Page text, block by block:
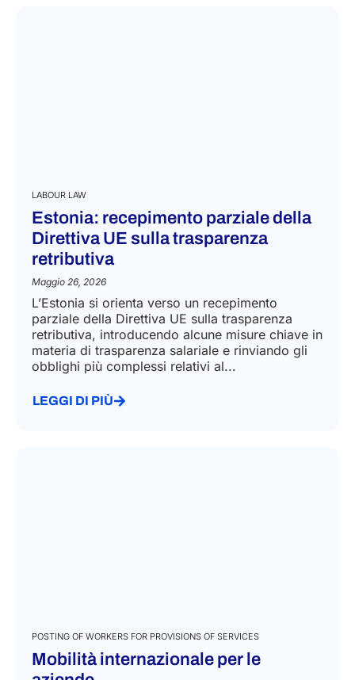
LABOUR LAW
Estonia: recepimento parziale della
Direttiva UE sulla trasparenza
retributiva
Maggio 26, 2026
L’Estonia si orienta verso un recepimento
parziale della Direttiva UE sulla trasparenza
retributiva, introducendo alcune misure chiave in
materia di trasparenza salariale e rinviando gli
obblighi più complessi relativi al...
LEGGI DI PIÙ
POSTING OF WORKERS FOR PROVISIONS OF SERVICES
Mobilità internazionale per le